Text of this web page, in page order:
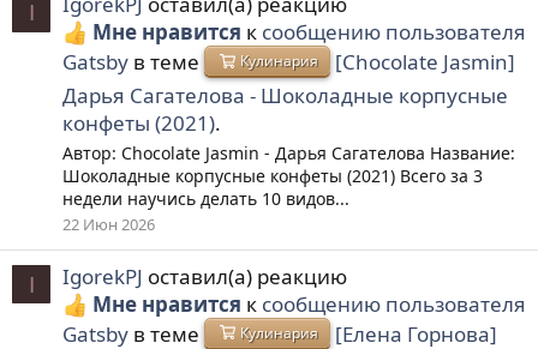
I
Мне нравится к сообщению пользователя
Gatsby в теме Кулинария
[Chocolate Jasmin]
Дарья Сагателова - Шоколадные корпусные
конфеты (2021).
Автор: Chocolate Jasmin - Дарья Сагателова Название:
Шоколадные корпусные конфеты (2021) Всего за 3
недели научись делать 10 видов...
22 Июн 2026
I IgorekPJ оставил(а) реакцию
Мне нравится к сообщению пользователя
Gatsby в теме Кулинария
[Елена Горнова]